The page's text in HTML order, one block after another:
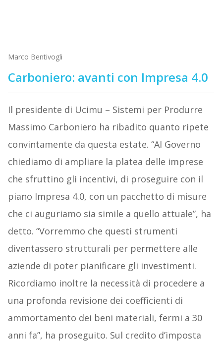
Marco Bentivogli
Carboniero: avanti con Impresa 4.0
Il presidente di Ucimu – Sistemi per Produrre
Massimo Carboniero ha ribadito quanto ripete
convintamente da questa estate. “Al Governo
chiediamo di ampliare la platea delle imprese
che sfruttino gli incentivi, di proseguire con il
piano Impresa 4.0, con un pacchetto di misure
che ci auguriamo sia simile a quello attuale”, ha
detto. “Vorremmo che questi strumenti
diventassero strutturali per permettere alle
aziende di poter pianificare gli investimenti.
Ricordiamo inoltre la necessità di procedere a
una profonda revisione dei coefficienti di
ammortamento dei beni materiali, fermi a 30
anni fa”, ha proseguito. Sul credito d’imposta